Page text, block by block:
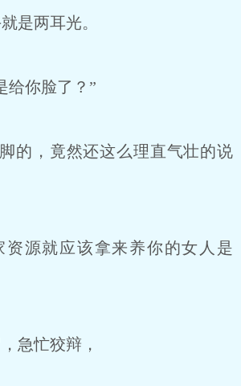
是两耳光。
你脸了？”
的，竟然还这么理直气壮的说
源就应该拿来养你的女人是
急忙狡辩，